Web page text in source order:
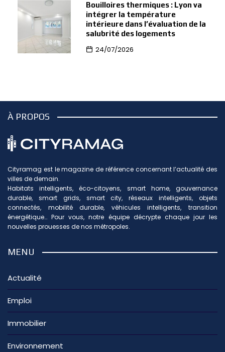
Bouilloires thermiques : Lyon va
intégrer la température
intérieure dans l’évaluation de la
salubrité des logements
24/07/2026
À PROPOS
Cityramag est le magazine de référence concernant l’actualité des
villes de demain.
Habitats intelligents, éco-citoyens, smart home, gouvernance
durable, smart grids, smart city, réseaux intelligents, objets
connectés, mobilité durable, véhicules intelligents, transition
énergétique… Pour vous, notre équipe décrypte chaque jour les
nouvelles prouesses de nos métropoles.
MENU
Actualité
Emploi
Immobilier
Environnement